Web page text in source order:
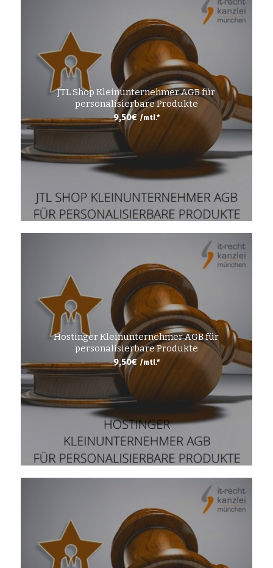
JTL Shop Kleinunternehmer AGB für
personalisierbare Produkte
9,50€ /mtl.*
Hostinger Kleinunternehmer AGB für
personalisierbare Produkte
9,50€ /mtl.*